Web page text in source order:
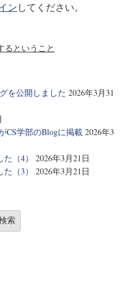
ンしてください。
るということ
を公開しました 2026年3月31
CS学部のBlogに掲載 2026年3
（4）
2026年3月21日
（3）
2026年3月21日